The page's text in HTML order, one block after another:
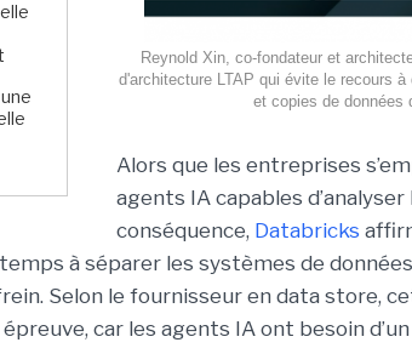
Reynold Xin, co-fondateur et
d'architecture LTAP qui évite le recours
et copies de données
Alors que les entreprises
agents IA capables
conséquence, Databricks
à séparer les systèmes de
Selon le fournisseur en data store,
car les agents IA ont besoin